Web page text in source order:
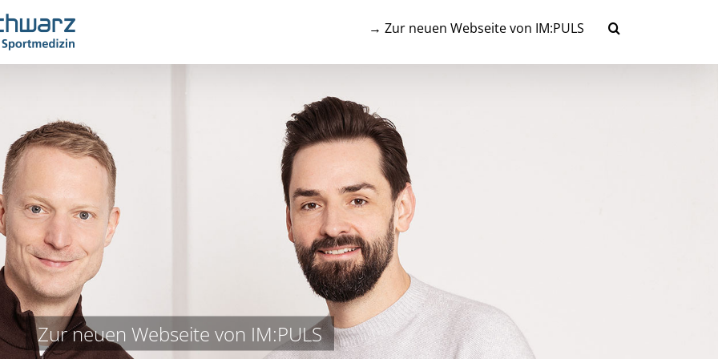
→ Zur neuen Webseite von IM:PULS
Zur neuen Webseite von IM:PULS